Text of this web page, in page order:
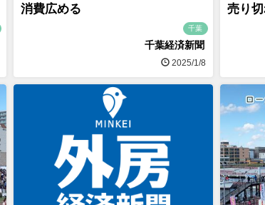
消費広める
千葉
千葉経済新聞
2025/1/8
売り